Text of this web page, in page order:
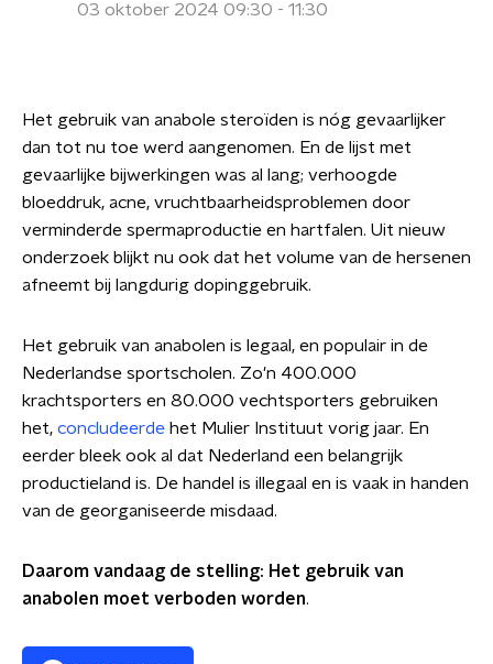
03 oktober 2024 09:30 - 11:30
Het gebruik van anabole steroïden is nóg gevaarlijker
dan tot nu toe werd aangenomen. En de lijst met
gevaarlijke bijwerkingen was al lang; verhoogde
bloeddruk, acne, vruchtbaarheidsproblemen door
verminderde spermaproductie en hartfalen. Uit nieuw
onderzoek blijkt nu ook dat het volume van de hersenen
afneemt bij langdurig dopinggebruik.
Het gebruik van anabolen is legaal, en populair in de
Nederlandse sportscholen. Zo'n 400.000
krachtsporters en 80.000 vechtsporters gebruiken
het, concludeerde het Mulier Instituut vorig jaar. En
eerder bleek ook al dat Nederland een belangrijk
productieland is. De handel is illegaal en is vaak in handen
van de georganiseerde misdaad.
Daarom vandaag de stelling: Het gebruik van
anabolen moet verboden worden.